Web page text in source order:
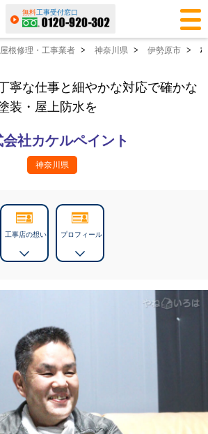
無料工事受付窓口
根修理・工事業者 > 神奈川県 > 伊勢原市 >
寧な仕事と細やかな対応で確かな
装・屋上防水を
社カケルペイント
神奈川県
工事店の想い プロフィール